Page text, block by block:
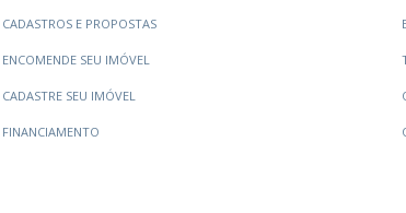
CADASTROS E PROPOSTAS
ENCOMENDE SEU IMÓVEL
CADASTRE SEU IMÓVEL
FINANCIAMENTO